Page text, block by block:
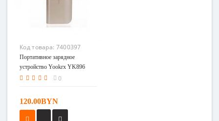
Код товара: 7400397
Портативное зарядное
устройство Yookrx YK896
0
120.00BYN